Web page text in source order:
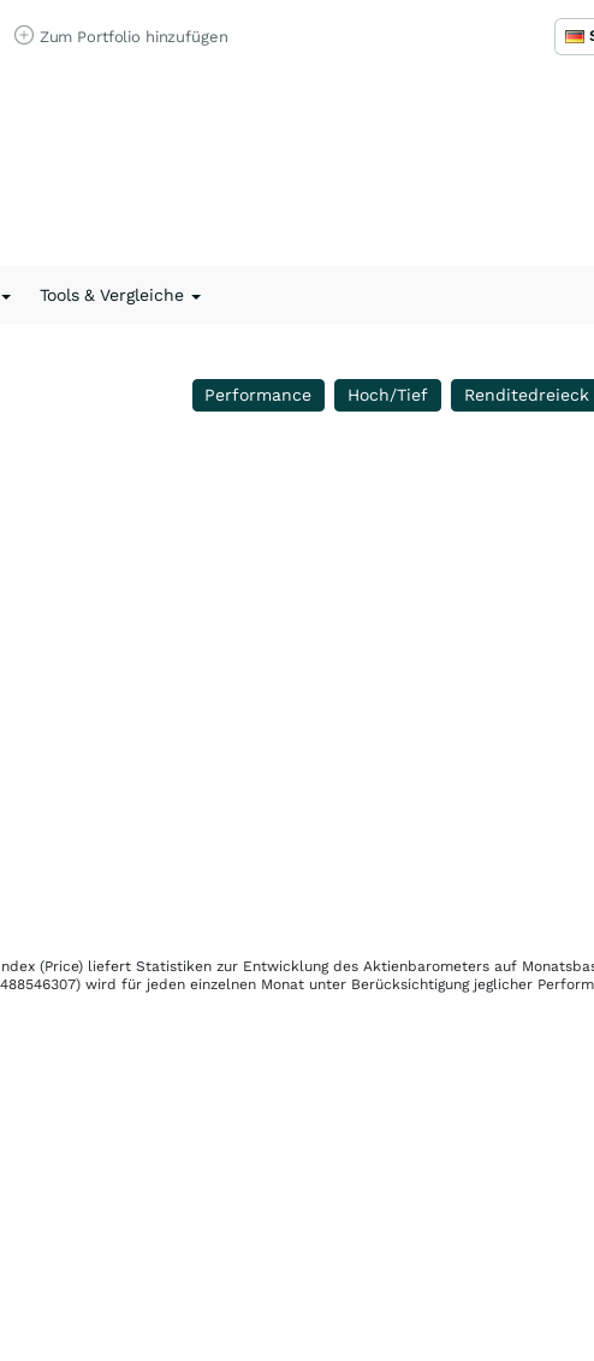
Zum Portfolio hinzufügen
Tools & Vergleiche
Performance Hoch/Tief Renditedreieck
(Price) liefert Statistiken zur Entwicklung des Aktienbarometers auf
wird für jeden einzelnen Monat unter Berücksichtigung jeglicher